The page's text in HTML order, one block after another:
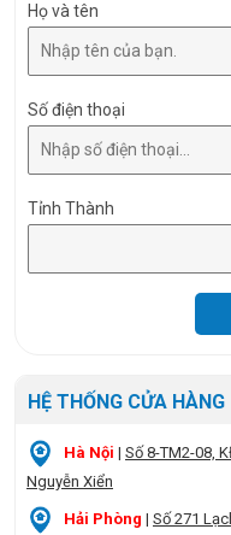
Họ và tên
Số điện thoại
Tỉnh Thành
HỆ THỐNG CỬA HÀNG
Hà Nội | Số 8-TM2-08,
Nguyễn Xiển
Hải Phòng | Số 271